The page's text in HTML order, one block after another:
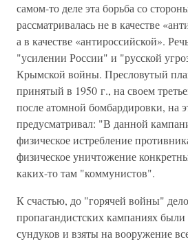
самом-то деле эта борьба со
рассматривалась не в качестве
а в качестве «антироссийской».
"усилении России" и "русской
Крымской войны. Пресловутый
принятый в 1950 г., на своем
после атомной бомбардировки, на
предусматривал: "В данной
физическое истребление
физическое уничтожение
каких-то там "коммунистов".
К счастью, до "горячей войны"
пропагандистских кампаниях
сундуков и взяты на вооружение